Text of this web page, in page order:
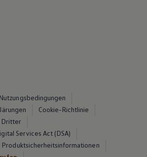
Nutzungsbedingungen
Cookie-Richtlinie
Dritter
Services Act (DSA)
Produktsicherheitsinformationen